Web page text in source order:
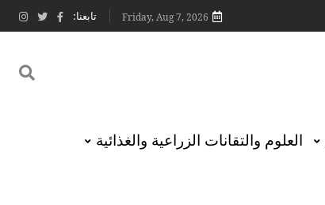
Friday, Aug 7, 2026 تابعنا:
العلوم والتقانات الزراعية والغذائية